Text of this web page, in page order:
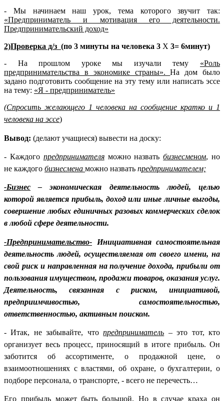
- Мы начинаем наш урок, тема которого звучит так:
«Предприниматель и мотивация его деятельности.
Предпринимательский доход»
2)Проверка д/з (по 3 минуты на человека 3 Х 3= 6минут)
- На прошлом уроке мы изучали тему «Роль
предпринимательства в экономике страны».На дом было
задано подготовить сообщение на эту тему или написать эссе
на тему: «Я - предприниматель»
(Спросить желающего 1 человека на сообщение кратко и 1
человека на эссе)
Вывод: (делают учащиеся) вывести на доску:
- Каждого предпринимателяможно назватьбизнесменом, но
не каждого бизнесмена можно назвать предпринимателем;
-Бизнес – экономическая деятельность людей, целью
которой является прибыль, доход или иные личные выгоды,
совершение любых единичных разовых коммерческих сделок
в любой сфере деятельности.
-Предпринимательство- Инициативная самостоятельная
деятельность людей, осуществляемая от своего имени, на
свой риск и направленная на получение дохода, прибыли от
пользования имуществом, продажи товаров, оказания услуг.
Деятельность, связанная с риском, инициативой,
предприимчивостью, самостоятельностью,
ответственностью, активным поиском.
- Итак, не забывайте, чтопредприниматель – это тот, кто
организует весь процесс, приносящий в итоге прибыль. Он
заботится об ассортименте, о продажной цене, о
взаимоотношениях с властями, об охране, о бухгалтерии, о
подборе персонала, о транспорте, - всего не перечесть…
Его прибыль может быть большой. Но в случае краха он